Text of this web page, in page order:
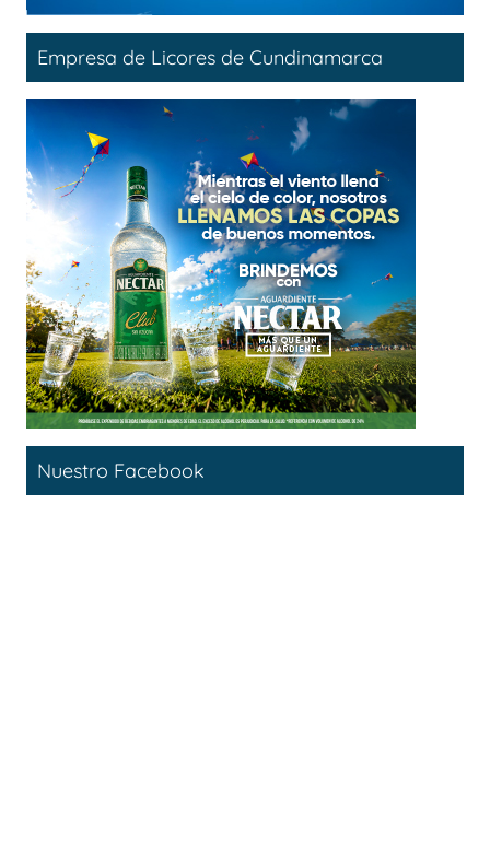
Empresa de Licores de Cundinamarca
Nuestro Facebook